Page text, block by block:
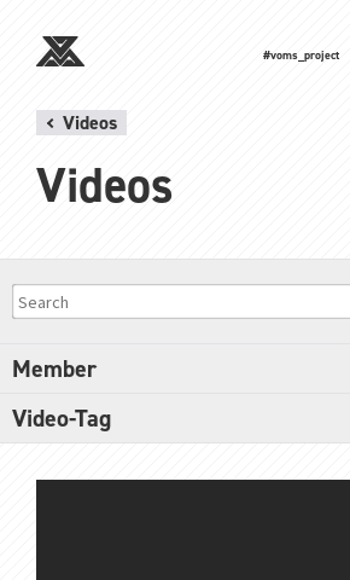
#voms_project
Videos
Videos
Member
Video-Tag